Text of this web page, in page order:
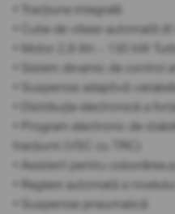
• Tracțiune integrală
• Cutie de viteze automată
• Motor 2,8 litri – 130 kW
• Sistem dinamic de control
• Suspensie adaptivă variabilă
• Distribuție electronică a
• Program electronic de
tracțiunii (VSC cu TRC)
• Asistent pentru coborârea
• Reglare automată a
• Suspensie pneumatică